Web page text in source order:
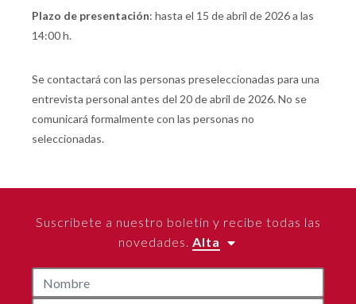
Plazo de presentación: hasta el 15 de abril de 2026 a las
14:00 h.
Se contactará con las personas preseleccionadas para una
entrevista personal antes del 20 de abril de 2026. No se
comunicará formalmente con las personas no
seleccionadas.
Suscríbete a nuestro boletín y recibe todas las
novedades. Alta